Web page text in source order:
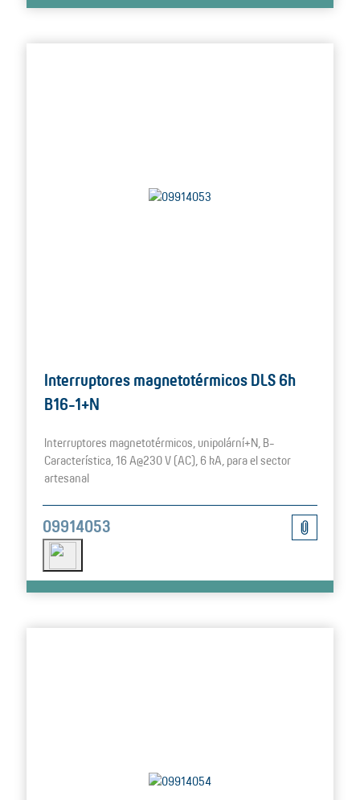
Interruptores magnetotérmicos DLS 6h
B16-1+N
Interruptores magnetotérmicos, unipolární+N, B-
Característica, 16 A@230 V (AC), 6 kA, para el sector
artesanal
09914053